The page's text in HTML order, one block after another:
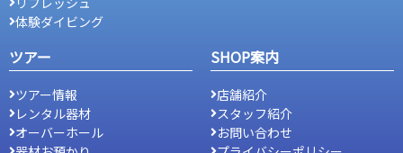
体験ダイビング
ツアー
ツアー情報
レンタル器材
オーバーホール
SHOP案内
店舗紹介
スタッフ紹介
お問い合わせ